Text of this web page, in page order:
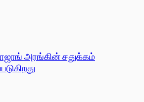
அரங்கின் சதுக்கம்